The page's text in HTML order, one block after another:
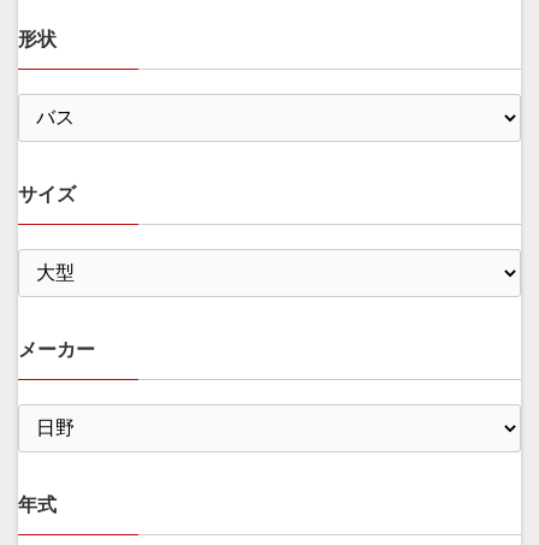
形状
サイズ
メーカー
年式